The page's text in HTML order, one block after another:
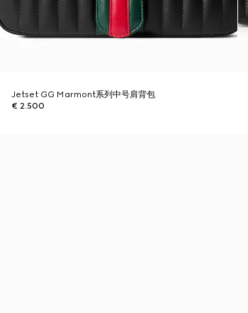
Jetset GG Marmont系列中号肩背包
€ 2.500